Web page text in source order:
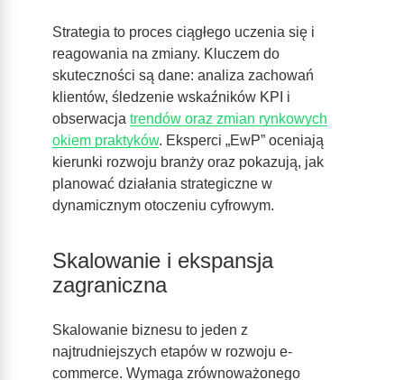
Strategia to proces ciągłego uczenia się i
reagowania na zmiany. Kluczem do
skuteczności są dane: analiza zachowań
klientów, śledzenie wskaźników KPI i
obserwacjatrendów oraz zmian rynkowych
okiem praktyków. Eksperci „EwP” oceniają
kierunki rozwoju branży oraz pokazują, jak
planować działania strategiczne w
dynamicznym otoczeniu cyfrowym.
Skalowanie i ekspansja
zagraniczna
Skalowanie biznesu to jeden z
najtrudniejszych etapów w rozwoju e-
commerce. Wymaga zrównoważonego